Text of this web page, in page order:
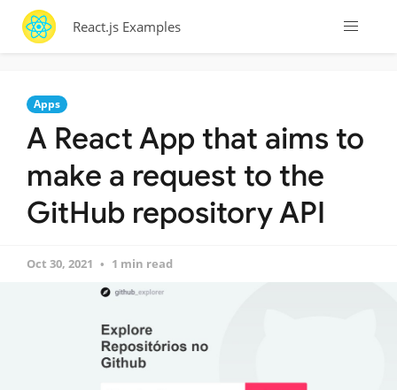
React.js Examples
Apps
A React App that aims to
make a request to the
GitHub repository API
Oct 30, 2021 1 min read